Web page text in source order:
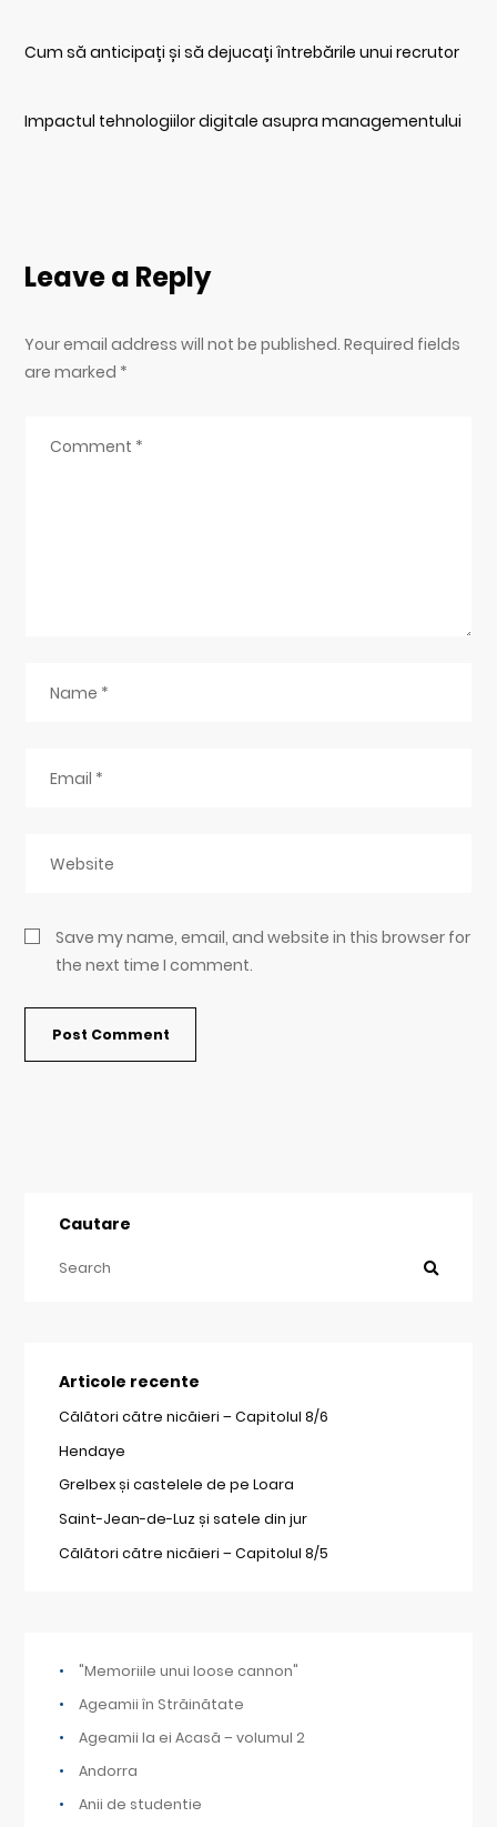
Cum să anticipați și să dejucați întrebările unui recrutor
Impactul tehnologiilor digitale asupra managementului
Leave a Reply
Your email address will not be published. Required fields
are marked *
Save my name, email, and website in this browser for
the next time I comment.
Cautare
Articole recente
Călători către nicăieri – Capitolul 8/6
Hendaye
Grelbex și castelele de pe Loara
Saint-Jean-de-Luz și satele din jur
Călători către nicăieri – Capitolul 8/5
"Memoriile unui loose cannon"
Ageamii în Străinătate
Ageamii la ei Acasă – volumul 2
Andorra
Anii de studentie